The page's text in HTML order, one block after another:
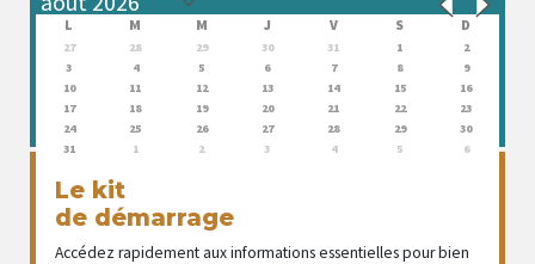
L M M J V S D
27 28 29 30 31 1
2
3
4 5 6 7 8
9
10
11 12 13 14 15
16
17
18 19 20 21 22
23
24
25 26 27 28 29
30
31
1 2 3 4 5 6
Le kit
de démarrage
Accédez rapidement aux informations essentielles pour bien